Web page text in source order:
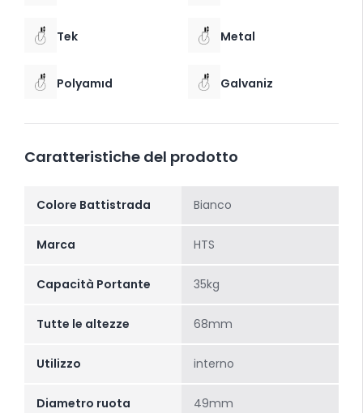
Tek Metal
Polyamıd Galvaniz
Caratteristiche del prodotto
Colore Battistrada Bianco
Marca HTS
Capacità Portante 35kg
Tutte le altezze 68mm
Utilizzo interno
Diametro ruota 49mm